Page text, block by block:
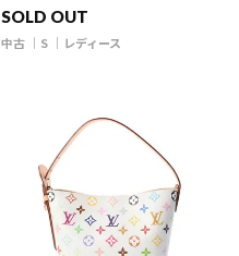
SOLD OUT
中古 S レディース